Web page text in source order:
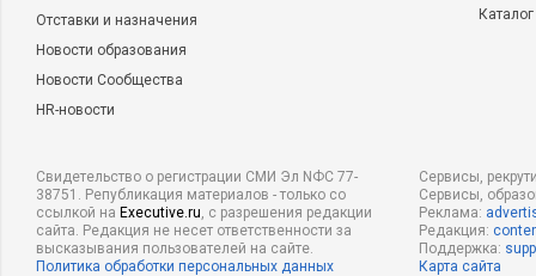
Отставки и назначения
Новости образования
Новости Сообщества
HR-новости
Свидетельство о регистрации СМИ Эл NФС 77-
38751. Републикация материалов - только со
ссылкой на Executive.ru, с разрешения редакции
сайта. Редакция не несет ответственности за
высказывания пользователей на сайте.
Политика обработки персональных данных
Сервисы,
Сервисы,
Реклама:
Редакция:
Поддержка:
Карта сайта